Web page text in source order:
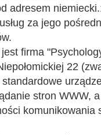
adresem
za jego
firma
22
stron WWW,
komunikowania